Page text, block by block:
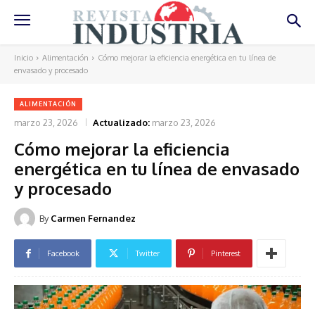
Inicio Alimentación
Cómo mejorar la eficiencia energética en tu línea de
envasado y procesado
ALIMENTACIÓN
marzo 23, 2026 Actualizado: marzo 23, 2026
Cómo mejorar la eficiencia
energética en tu línea de envasado
y procesado
By Carmen Fernandez
Facebook Twitter Pinterest